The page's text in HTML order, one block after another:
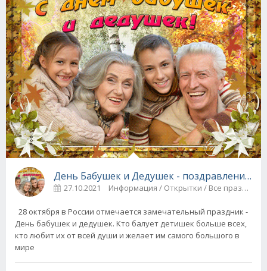
День Бабушек и Дедушек - поздравления и
27.10.2021 Информация / Открытки / Все праздники
28 октября в России отмечается замечательный праздник -
День бабушек и дедушек. Кто балует детишек больше всех,
кто любит их от всей души и желает им самого большого в
мире